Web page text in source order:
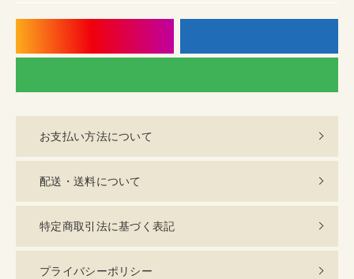
お支払い方法について
配送・送料について
特定商取引法に基づく表記
プライバシーポリシー